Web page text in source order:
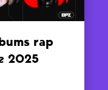
rap
2025